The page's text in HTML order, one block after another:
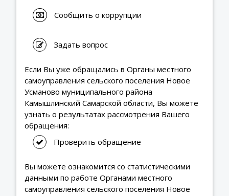
Сообщить о коррупции
Задать вопрос
Если Вы уже обращались в Органы местного
самоуправления сельского поселения Новое
Усманово муниципального района
Камышлинский Самарской области, Вы можете
узнать о результатах рассмотрения Вашего
обращения:
Проверить обращение
Вы можете ознакомится со статистическими
данными по работе Органами местного
самоуправления сельского поселения Новое